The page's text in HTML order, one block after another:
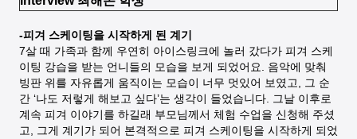
-피겨 스케이팅을 시작하게 된 계기
7살 때 가족과 함께 우연히 아이스링크에 놀러 갔다가 피겨 스케
이팅 강습을 받는 언니들의 모습을 보게 되었어요. 음악에 맞춰
빙판 위를 자유롭게 움직이는 모습이 너무 멋있어 보였고, 그 순
간 ‘나도 저렇게 해보고 싶다’는 생각이 들었습니다. 그날 이후로
계속 피겨 이야기를 하길래 부모님께서 체험 수업을 신청해 주셨
고, 그게 계기가 되어 본격적으로 피겨 스케이팅을 시작하게 되었